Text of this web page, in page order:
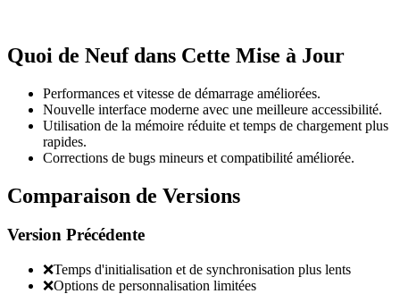
Quoi de Neuf dans Cette Mise à Jour
Performances et vitesse de démarrage améliorées.
Nouvelle interface moderne avec une meilleure accessibilité.
Utilisation de la mémoire réduite et temps de chargement plus
rapides.
Corrections de bugs mineurs et compatibilité améliorée.
Comparaison de Versions
Version Précédente
❌Temps d'initialisation et de synchronisation plus lents
❌Options de personnalisation limitées